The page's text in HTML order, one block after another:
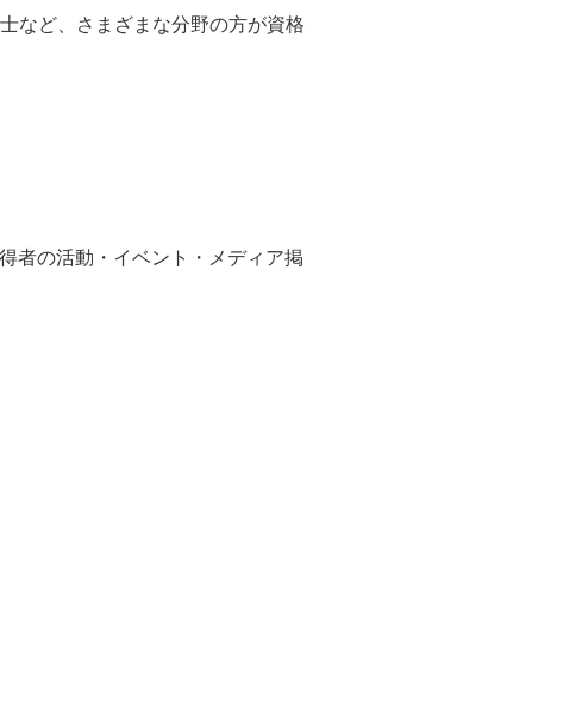
など、さまざまな分野の方が資格
者の活動・イベント・メディア掲